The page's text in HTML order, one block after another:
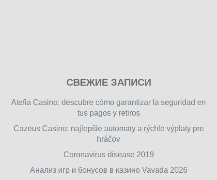
free
games
СВЕЖИЕ ЗАПИСИ
Atefia Casino: descubre cómo garantizar la seguridad en
tus pagos y retiros
Cazeus Casino: najlepšie automaty a rýchle výplaty pre
hráčov
Coronavirus disease 2019
Анализ игр и бонусов в казино Vavada 2026